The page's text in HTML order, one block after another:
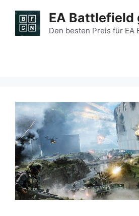
Inhalt
springen
EA
Den besten Preis für EA